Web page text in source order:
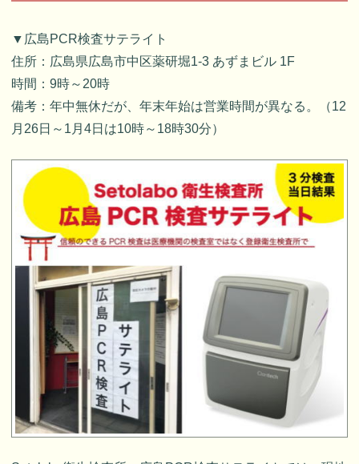
▼広島PCR検査サテライト
住所：広島県広島市中区薬研堀1-3 あずまビル 1F
時間：9時～20時
備考：年中無休だが、年末年始は営業時間が異なる。（12
月26日～1月4日は10時～18時30分）